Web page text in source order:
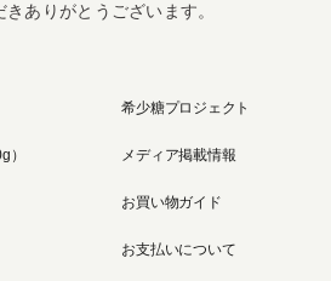
きありがとうございます。
）
希少糖プロジェクト
メディア掲載情報
お買い物ガイド
お支払いについて